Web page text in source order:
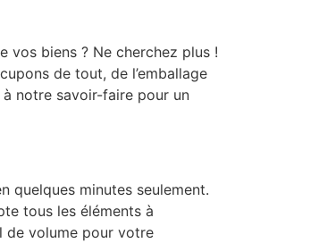
vos biens ? Ne cherchez plus !
de tout, de l’emballage
notre savoir-faire pour un
quelques minutes seulement.
tous les éléments à
de volume pour votre